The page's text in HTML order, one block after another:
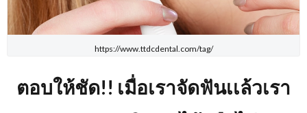
https://www.ttdcdental.com/tag/
ตอบให้ชัด!! เมื่อเราจัดฟันเเล้วเรา